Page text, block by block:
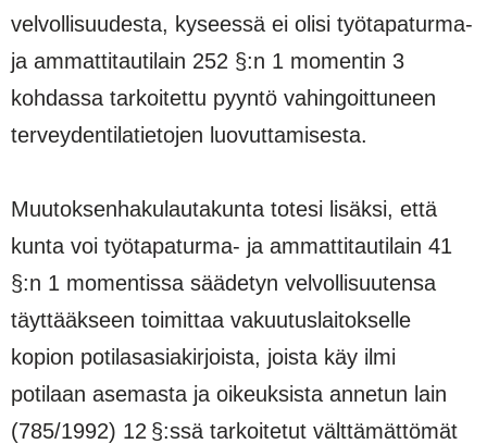
velvollisuudesta, kyseessä ei olisi työtapaturma-
ja ammattitautilain 252 §:n 1 momentin 3
kohdassa tarkoitettu pyyntö vahingoittuneen
terveydentilatietojen luovuttamisesta.
Muutoksenhakulautakunta totesi lisäksi, että
kunta voi työtapaturma- ja ammattitautilain 41
§:n 1 momentissa säädetyn velvollisuutensa
täyttääkseen toimittaa vakuutuslaitokselle
kopion potilasasiakirjoista, joista käy ilmi
potilaan asemasta ja oikeuksista annetun lain
(785/1992) 12 §:ssä tarkoitetut välttämättömät